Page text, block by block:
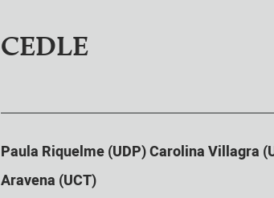
CEDLE
Paula Riquelme (UDP) Carolina Villagra
Aravena (UCT)